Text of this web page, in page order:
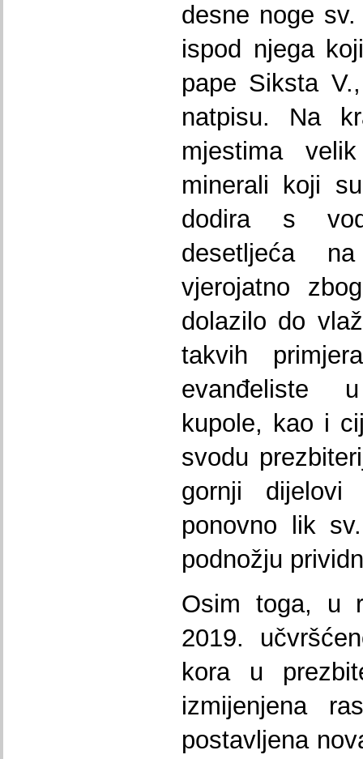
desne noge
ispod njega
pape Siksta
natpisu. Na
mjestima
minerali koji
dodira s
desetljeća
vjerojatno
dolazilo do
takvih
evanđeliste
kupole, kao i
svodu
gornji dijelovi
ponovno lik
podnožju
Osim toga, u
2019.
kora u
izmijenjena
postavljena